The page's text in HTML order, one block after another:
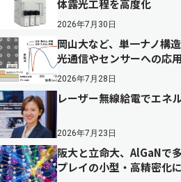
体露光工程を高度化
2026年7月30日
岡山大など、単一ナノ構
光通信やセンサーへの応
2026年7月28日
レーザー無線給電でエネ
2026年7月23日
阪大と立命大、AlGaNで
プレイの小型・高精密化